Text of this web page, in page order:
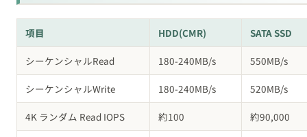
項目 HDD(CMR) SATA SSD
シーケンシャルRead 180-240MB/s 550MB/s
シーケンシャルWrite 180-240MB/s 520MB/s
4K ランダム Read IOPS 約100 約90,000